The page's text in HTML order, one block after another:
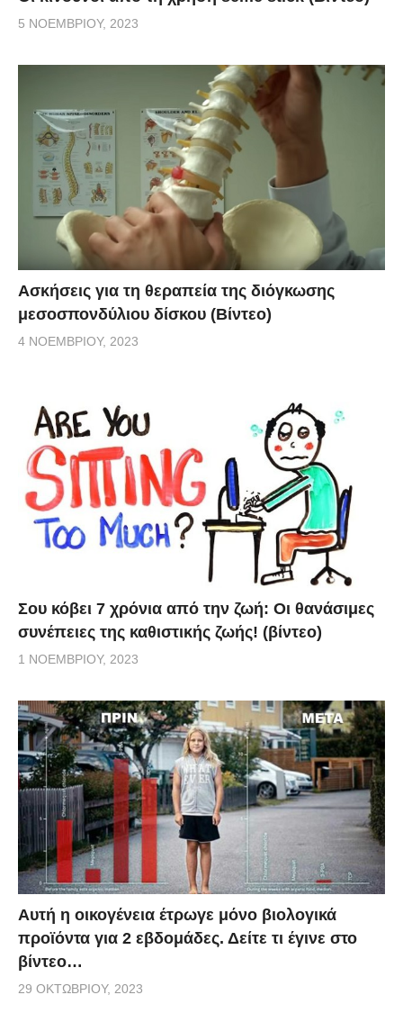
5 ΝΟΕΜΒΡΊΟΥ, 2023
Ασκήσεις για τη θεραπεία της διόγκωσης
μεσοσπονδύλιου δίσκου (Βίντεο)
4 ΝΟΕΜΒΡΊΟΥ, 2023
Σου κόβει 7 χρόνια από την ζωή: Oι θανάσιμες
συνέπειες της καθιστικής ζωής! (βίντεο)
1 ΝΟΕΜΒΡΊΟΥ, 2023
Aυτή η οικογένεια έτρωγε μόνο βιολογικά
προϊόντα για 2 εβδομάδες. Δείτε τι έγινε στο
βίντεο…
29 ΟΚΤΩΒΡΊΟΥ, 2023